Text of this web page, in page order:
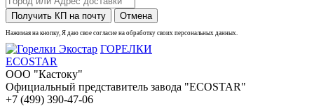
Получить КП на почту Отмена
Нажимая на кнопку, Я даю свое согласие на обработку своих персональных данных.
ГОРЕЛКИ
ECOSTAR
ООО "Кастоку"
Официальный представитель завода "ECOSTAR"
+7 (499) 390-47-06